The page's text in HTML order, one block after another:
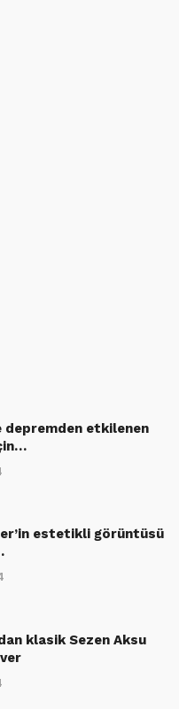
depremden etkilenen
estetikli görüntüsü
klasik Sezen Aksu